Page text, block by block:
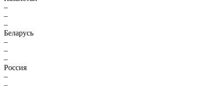
–
–
–
Беларусь
–
–
–
Россия
–